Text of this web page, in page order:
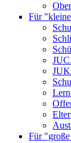
Für
Für